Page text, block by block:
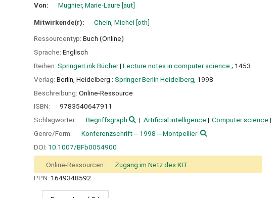
Von: Mugnier, Marie-Laure [aut]
Mitwirkende(r): Chein, Michel [oth]
Ressourcentyp: Buch (Online)
Sprache: Englisch
Reihen: SpringerLink Bücher| Lecture notes in computer science ; 1453
Verlag: Berlin, Heidelberg : Springer Berlin Heidelberg, 1998
Beschreibung: Online-Ressource
ISBN:
9783540647911
Schlagwörter:
Begriffsgraph Artificial intelligence Computer science
Genre/Form:
Konferenzschrift -- 1998 -- Montpellier
DOI: 10.1007/BFb0054900
Online-Ressourcen:
Zugang im Netz des KIT
PPN: 1649348592